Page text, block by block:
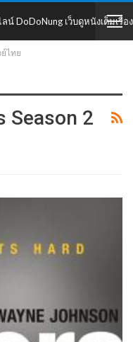
DoDoNung เว็บดูหนังเต็มเรื่อง
ไทย
Season 2